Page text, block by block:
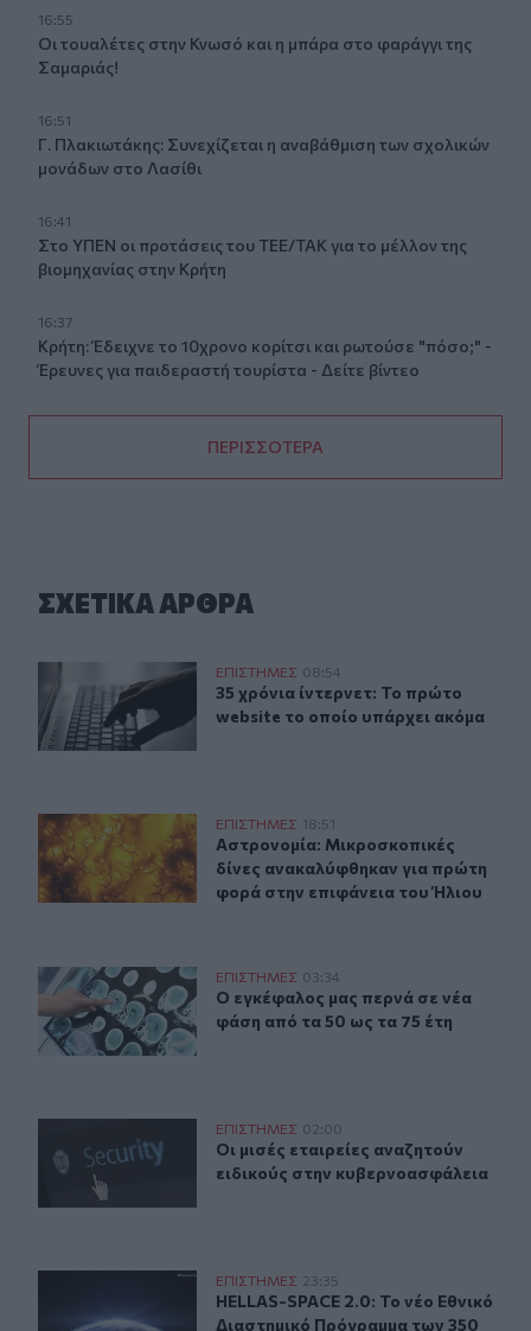
16:55
Οι τουαλέτες στην Κνωσό και η μπάρα στο φαράγγι της
Σαμαριάς!
16:51
Γ. Πλακιωτάκης: Συνεχίζεται η αναβάθμιση των σχολικών
μονάδων στο Λασίθι
16:41
Στο ΥΠΕΝ οι προτάσεις του ΤΕΕ/ΤΑΚ για το μέλλον της
βιομηχανίας στην Κρήτη
16:37
Κρήτη: Έδειχνε το 10χρονο κορίτσι και ρωτούσε "πόσο;" -
Έρευνες για παιδεραστή τουρίστα - Δείτε βίντεο
ΠΕΡΙΣΣΟΤΕΡΑ
ΣΧΕΤΙΚA AΡΘΡΑ
35 χρόνια ίντερνετ: Το πρώτο website το οποίο
ΕΠΙΣΤΗΜΕΣ 08:54
35 χρόνια ίντερνετ: Το πρώτο
35 χρόνια ίντερνετ: Το πρώτο
website το οποίο υπάρχει ακόμα
Aστρονομία: Μικροσκοπικές δίνες ανακαλύφθηκαν
ΕΠΙΣΤΗΜΕΣ 18:51
Aστρονομία: Μικροσκοπικές
Aστρονομία: Μικροσκοπικές
δίνες ανακαλύφθηκαν για πρώτη
φορά στην επιφάνεια του Ήλιου
Ο εγκέφαλος μας περνά σε νέα φάση από τα 50 ως τα 75
ΕΠΙΣΤΗΜΕΣ 03:34
Ο εγκέφαλος μας περνά σε νέα
Ο εγκέφαλος μας περνά σε νέα
φάση από τα 50 ως τα 75 έτη
Οι μισές εταιρείες αναζητούν ειδικούς στην
ΕΠΙΣΤΗΜΕΣ 02:00
Οι μισές εταιρείες αναζητούν
Οι μισές εταιρείες αναζητούν
ειδικούς στην κυβερνοασφάλεια
HELLAS-SPACE 2.0: Το νέο Εθνικό Διαστημικό
ΕΠΙΣΤΗΜΕΣ 23:35
HELLAS-SPACE 2.0: Το νέο
HELLAS-SPACE 2.0: Το νέο Εθνικό
Διαστημικό Πρόγραμμα των 350